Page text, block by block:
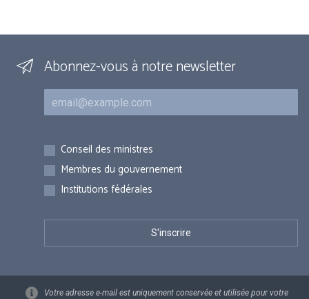
Abonnez-vous à notre newsletter
Courriel
Inscriptions
Conseil des ministres
Membres du gouvernement
Institutions fédérales
Votre adresse e-mail est uniquement conservée et utilisée pour votre